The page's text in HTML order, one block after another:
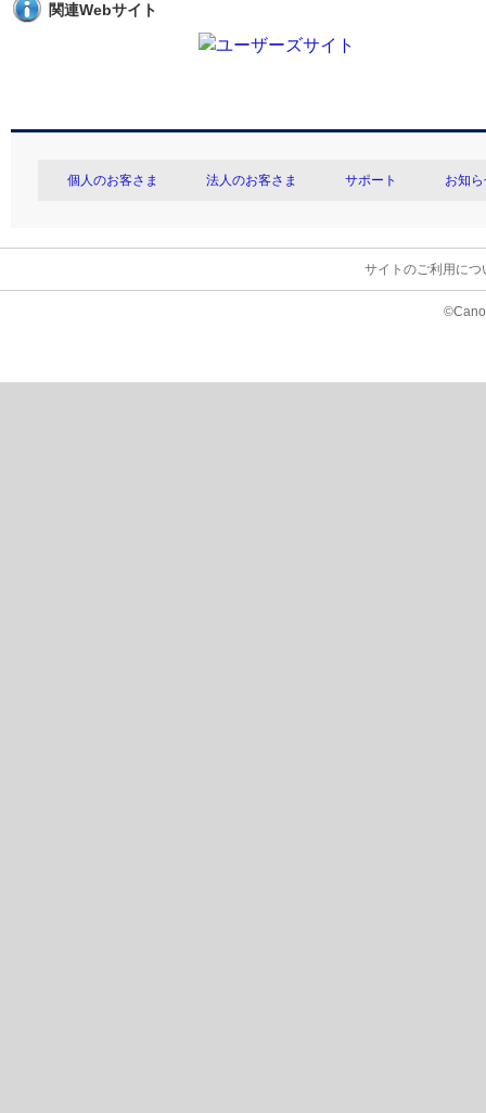
関連Webサイト
個人のお客さま 法人のお客さま サポート お知
サイトのご利用につ